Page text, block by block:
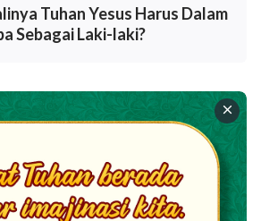
semuanya itu saat ini. Namun,
itu, datang, Dia akan
Dia tidak akan berbicara
tetapi Dia akan
sesuatu yang telah
Dia akan menunjukkan hal-hal
kepadamu" (Yohanes 16:12-13)
Tuhan Yesus Harus Dalam
Sebagai Laki-laki?